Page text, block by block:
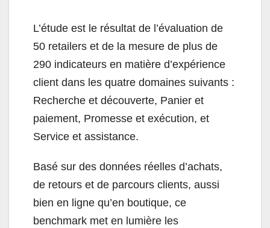
L’étude est le résultat de l’évaluation de
50 retailers et de la mesure de plus de
290 indicateurs en matière d’expérience
client dans les quatre domaines suivants :
Recherche et découverte, Panier et
paiement, Promesse et exécution, et
Service et assistance.
Basé sur des données réelles d’achats,
de retours et de parcours clients, aussi
bien en ligne qu’en boutique, ce
benchmark met en lumière les